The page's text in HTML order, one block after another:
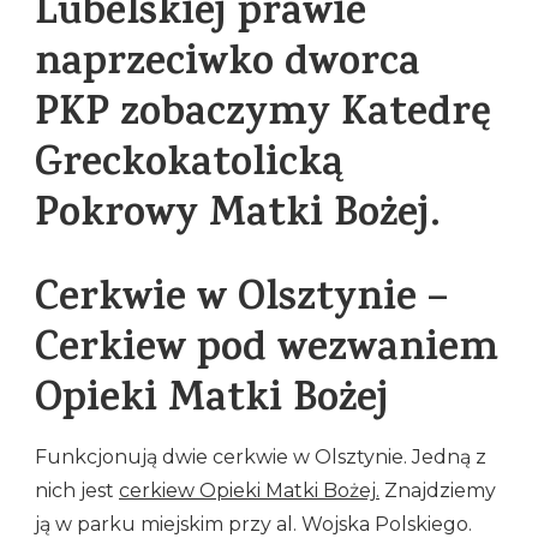
Lubelskiej prawie
naprzeciwko dworca
PKP zobaczymy Katedrę
Greckokatolicką
Pokrowy Matki Bożej.
Cerkwie w Olsztynie –
Cerkiew pod wezwaniem
Opieki Matki Bożej
Funkcjonują dwie cerkwie w Olsztynie. Jedną z
nich jest cerkiew Opieki Matki Bożej. Znajdziemy
ją w parku miejskim przy al. Wojska Polskiego.